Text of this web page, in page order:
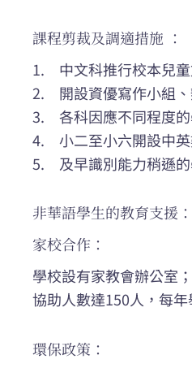
課程剪裁及調適措施 ：
1. 中文科推行校本兒童
2. 開設資優寫作小組、
3. 各科因應不同程度的
4. 小二至小六開設中英
5. 及早識別能力稍遜的
非華語學生的教育支援：
家校合作：
學校設有家教會辦公室
協助人數達150人，每
環保政策：